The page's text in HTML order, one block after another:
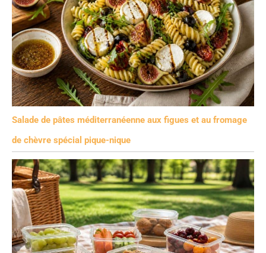
Salade de pâtes méditerranéenne aux figues et au fromage
de chèvre spécial pique-nique